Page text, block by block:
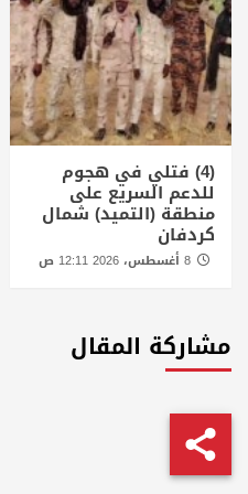
(4) فتلي في هجوم
للدعم السريع على
منطقة (التميد) شمال
كردفان
مشاركة المقال